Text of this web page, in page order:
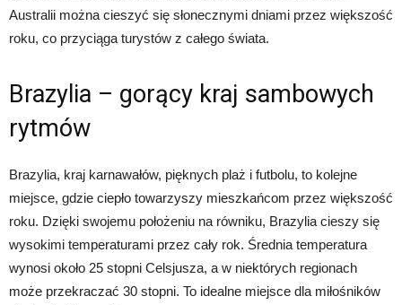
Australii można cieszyć się słonecznymi dniami przez większość
roku, co przyciąga turystów z całego świata.
Brazylia – gorący kraj sambowych
rytmów
Brazylia, kraj karnawałów, pięknych plaż i futbolu, to kolejne
miejsce, gdzie ciepło towarzyszy mieszkańcom przez większość
roku. Dzięki swojemu położeniu na równiku, Brazylia cieszy się
wysokimi temperaturami przez cały rok. Średnia temperatura
wynosi około 25 stopni Celsjusza, a w niektórych regionach
może przekraczać 30 stopni. To idealne miejsce dla miłośników